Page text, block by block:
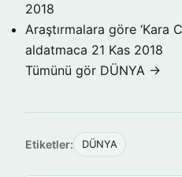
2018
Araştırmalara göre ‘Kara
aldatmaca 21 Kas 2018
Tümünü gör DÜNYA →
Etiketler: DÜNYA